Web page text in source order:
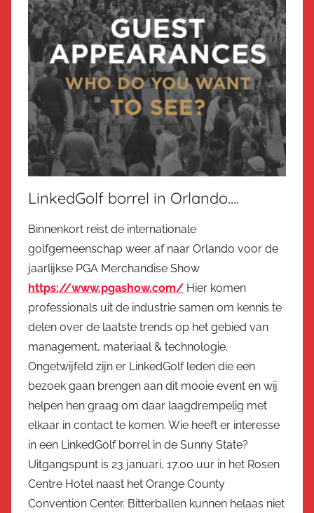
LinkedGolf borrel in Orlando….
Binnenkort reist de internationale
golfgemeenschap weer af naar Orlando voor de
jaarlijkse PGA Merchandise Show
https://www.pgashow.com/ Hier komen
professionals uit de industrie samen om kennis te
delen over de laatste trends op het gebied van
management, materiaal & technologie.
Ongetwijfeld zijn er LinkedGolf leden die een
bezoek gaan brengen aan dit mooie event en wij
helpen hen graag om daar laagdrempelig met
elkaar in contact te komen. Wie heeft er interesse
in een LinkedGolf borrel in de Sunny State?
Uitgangspunt is 23 januari, 17.00 uur in het Rosen
Centre Hotel naast het Orange County
Convention Center. Bitterballen kunnen helaas niet